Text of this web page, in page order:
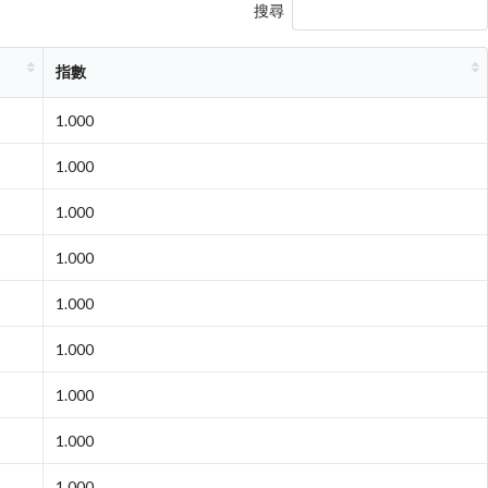
搜尋
指數
1.000
1.000
1.000
1.000
1.000
1.000
1.000
1.000